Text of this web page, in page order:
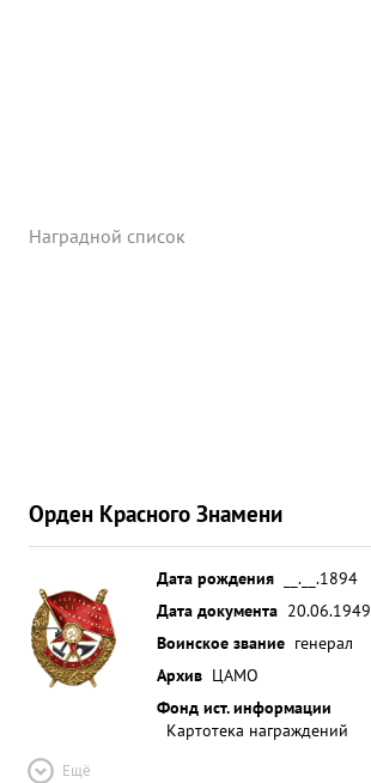
Наградной список
Орден Красного Знамени
Дата рождения
__.__.1894
Дата документа 20.06.1949
Воинское звание генерал
Архив ЦАМО
Фонд ист. информации
Картотека награждений
Ещё